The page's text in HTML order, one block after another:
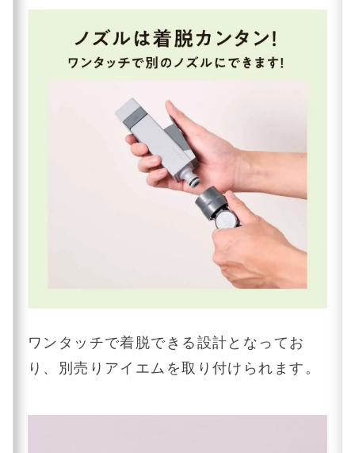
ワンタッチで着脱できる設計となってお
り、別売りアイエムを取り付けられます。